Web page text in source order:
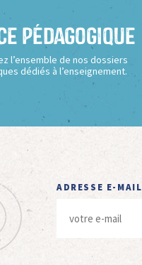
Pédagogique
l’ensemble de nos dossiers
dédiés à l’enseignement.
ADRESSE E-MAIL